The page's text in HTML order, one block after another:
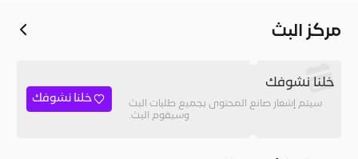
مركز البث
خلنا نشوفك
سيتم إشعار صانع المحتوى بجميع طلبات البث
وسيقوم البث.
خلنا نشوفك